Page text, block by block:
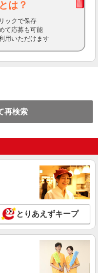
は？
ックで保存
て応募も可能
用いただけます
再検索
とりあえずキープ